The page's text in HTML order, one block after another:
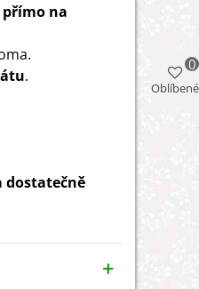
na
.
dostatečně
Oblíbené
0